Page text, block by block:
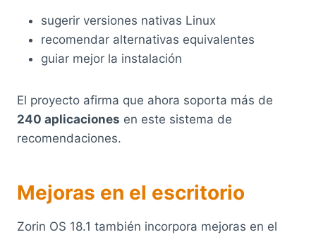
sugerir versiones nativas Linux
recomendar alternativas equivalentes
guiar mejor la instalación
El proyecto afirma que ahora soporta más de
240 aplicaciones en este sistema de
recomendaciones.
Mejoras en el escritorio
Zorin OS 18.1 también incorpora mejoras en el